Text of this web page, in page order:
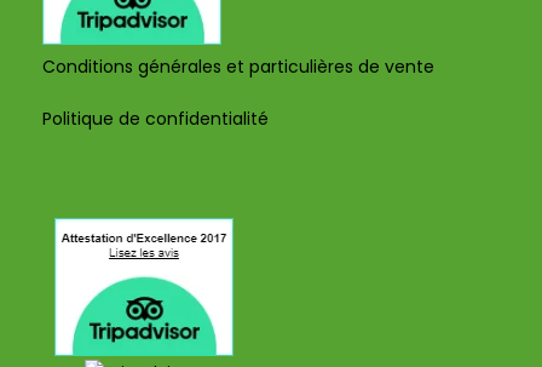
Conditions générales et particulières de vente
Politique de confidentialité